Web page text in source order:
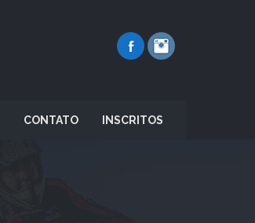
CONTATO INSCRITOS